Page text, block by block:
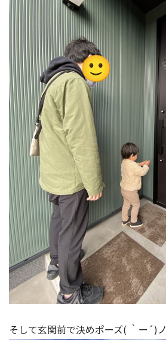
そして玄関前で決めポーズ( ｀ー´)ノ